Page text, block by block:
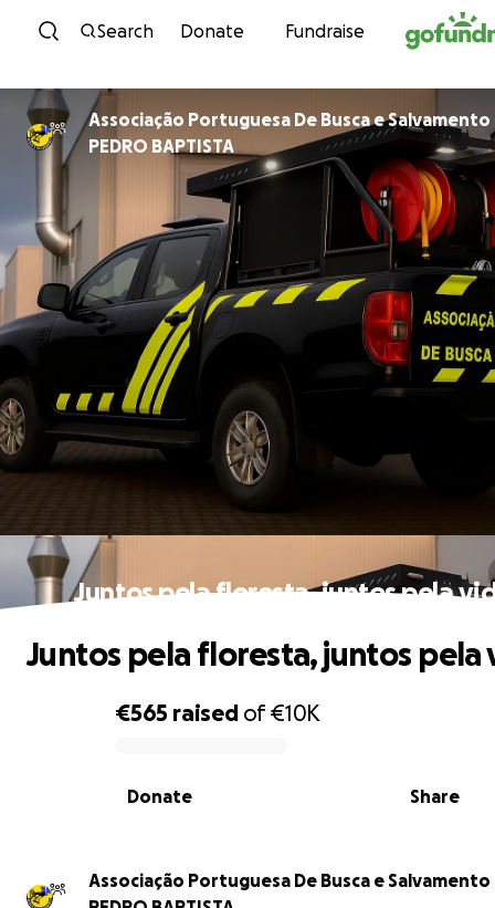
Skip to content
Search Donate Fundraise
Associação Portuguesa De Busca e Salvamento
PEDRO BAPTISTA
Juntos pela floresta, juntos pela
0% complete
€565 raised of€10K
Share
Donate
Juntos pela floresta, juntos pela
Associação Portuguesa De Busca e Salvamento